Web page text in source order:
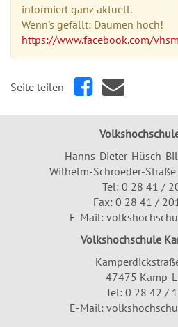
informiert ganz aktuell.
Wenn's gefällt: Daumen hoch!
https://www.facebook.com/
Seite teilen
Hanns-Dieter-Hüsch-
Wilhelm-Schroeder-
Tel: 0 28 41 /
Fax: 0 28 41 /
E-Mail:
Volkshochschule
47475 Kamp-
Tel: 0 28 42 /
E-Mail: